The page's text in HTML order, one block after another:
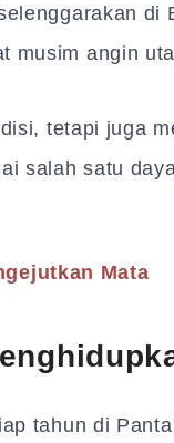
di
musim angin
tetapi juga
salah satu
Mata
tahun di